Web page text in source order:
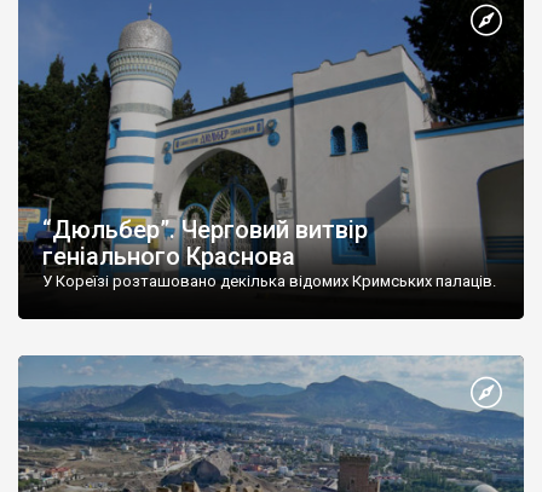
“Дюльбер”. Черговий витвір
геніального Краснова
У Кореїзі розташовано декілька відомих Кримських палаців.